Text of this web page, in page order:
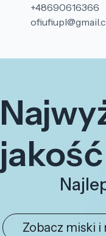
+48690616366
jakość
Zobacz miski i